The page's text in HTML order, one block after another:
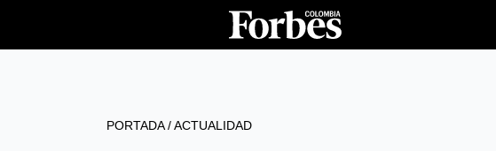
PORTADA/ACTUALIDAD